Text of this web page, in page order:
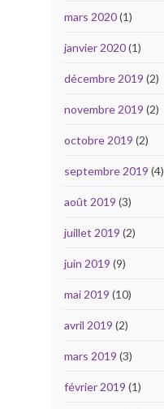
mars 2020(1)
janvier 2020(1)
décembre 2019 (2)
novembre 2019 (2)
octobre 2019 (2)
septembre 2019 (4)
août 2019 (3)
juillet 2019 (2)
juin 2019 (9)
mai 2019 (10)
avril 2019 (2)
mars 2019 (3)
février 2019 (1)